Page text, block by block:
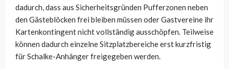
dadurch, dass aus Sicherheitsgründen Pufferzonen neben
den Gästeblöcken frei bleiben müssen oder Gastvereine ihr
Kartenkontingent nicht vollständig ausschöpfen. Teilweise
können dadurch einzelne Sitzplatzbereiche erst kurzfristig
für Schalke-Anhänger freigegeben werden.